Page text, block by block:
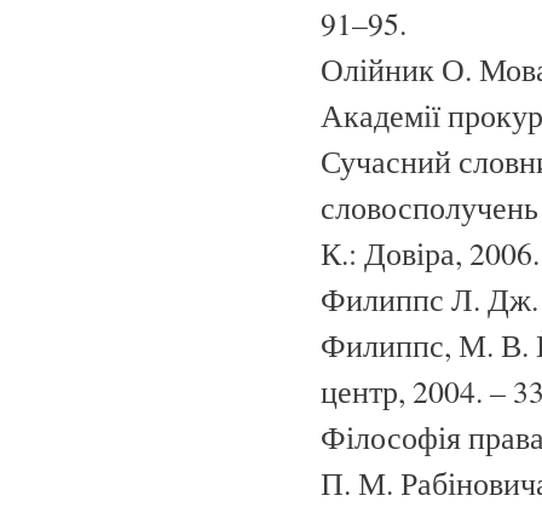
91–95.
Олійник О.
Академії
Сучасний
К.: Довіра,
Филиппс Л. Дж.
Филиппс, М. В.
центр, 2004. –
Філософія
П. М.